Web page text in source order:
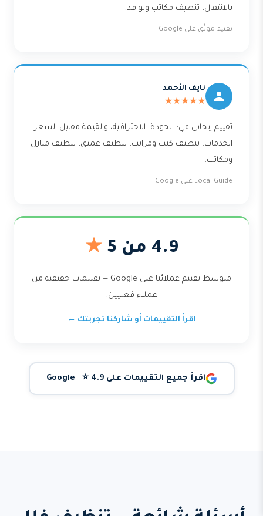
بالانتقال، تنظيف مكاتب ونوافذ.
تقييم موثّق على Google
نايف الأحمد
★★★★★
تقييم إيجابي في: الجودة، الاحترافية، والقيمة مقابل السعر.
الخدمات: تنظيف كنب ومراتب، تنظيف عميق، تنظيف منازل
ومكاتب.
Local Guide على Google
4.9 من 5 ★
متوسط تقييم عملائنا على Google — تقييمات حقيقية من
عملاء فعليين.
اقرأ التقييمات أو شاركنا تجربتك ←
اقرأ جميع التقييمات على Google ⭐ 4.9